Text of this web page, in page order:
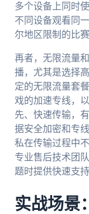
多个设备上同时
不同设备观看同
尔地区限制的比赛
再者，无限流量
播，尤其是选择
定的无限流量套
戏的加速专线，
先、快速传输，
据安全加密和专
私在传输过程中
专业售后技术团
题时提供快速支
实战场景